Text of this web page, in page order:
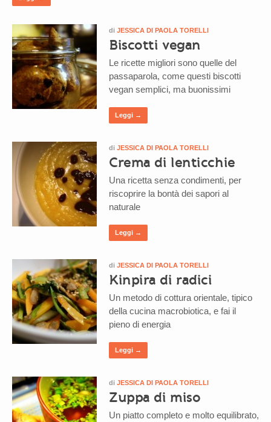
di JESSICA DI PAOLA TORELLI
Biscotti vegan
Le ricette migliori sono quelle del
passaparola, come questi biscotti
vegan semplici, ma buonissimi
Leggi →
di JESSICA DI PAOLA TORELLI
Crema di lenticchie
Una ricetta senza condimenti, per
riscoprire la bontà dei sapori al
naturale
Leggi →
di JESSICA DI PAOLA TORELLI
Kinpira di radici
Un metodo di cottura orientale, tipico
della cucina macrobiotica, e fai il
pieno di energia
Leggi →
di JESSICA DI PAOLA TORELLI
Zuppa di miso
Un piatto completo e molto equilibrato,